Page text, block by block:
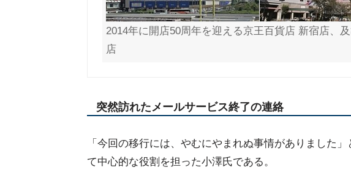
2014年に開店50周年を迎える京王百貨店 新宿店、
店
突然訪れたメールサービス終了の連絡
「今回の移行には、やむにやまれぬ事情がありました
て中心的な役割を担った小澤氏である。